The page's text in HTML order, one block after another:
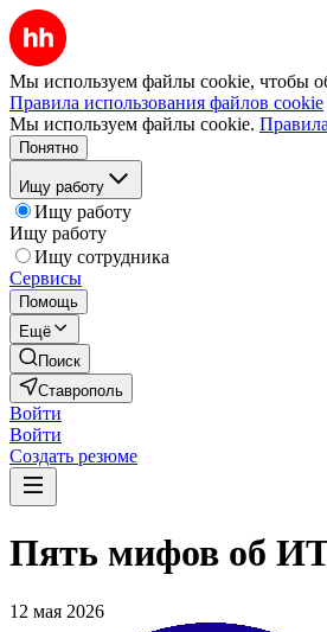
Мы используем файлы cookie, чтобы
Правила использования файлов cookie
Мы используем файлы cookie.
Понятно
Ищу работу
Ищу работу
Ищу работу
Ищу сотрудника
Сервисы
Помощь
Ещё
Поиск
Ставрополь
Войти
Войти
Создать резюме
Пять мифов об
12 мая 2026